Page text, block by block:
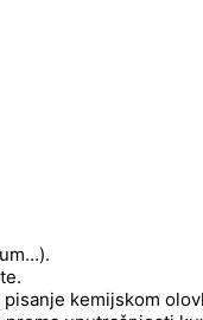
kemijskom